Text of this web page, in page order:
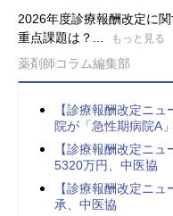
2026年度診療報酬改定に
重点課題は？...
もっと見る
薬剤師コラム編集部
【診療報酬改定ニ
院が「急性期病院A
【診療報酬改定ニ
5320万円、中医協
【診療報酬改定ニ
承、中医協